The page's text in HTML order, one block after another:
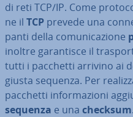
di reti TCP/IP. Come
ne il TCP prevede una
pan­ti della co­mu­ni­ca­zio­ne
inoltre ga­ran­ti­sce il
tutti i pacchetti arrivino ai
giusta sequenza. Per
pacchetti in­for­ma­zio­ni
sequenza e una checksum.